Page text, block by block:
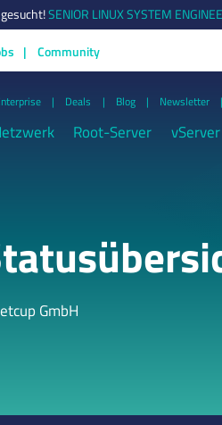
SENIOR LINUX SYSTEM
Community
Deals Blog Newsletter
Root-Server vServer
GmbH